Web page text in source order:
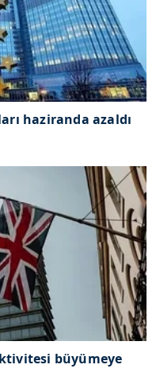
haziranda azaldı
büyümeye